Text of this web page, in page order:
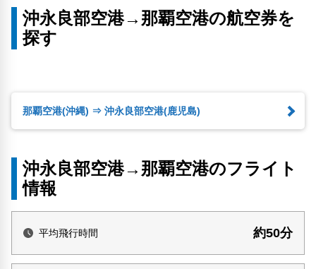
沖永良部空港→那覇空港の航空券を
探す
那覇空港(沖縄) ⇒ 沖永良部空港(鹿児島)
沖永良部空港→那覇空港のフライト
情報
平均飛行時間 約50分